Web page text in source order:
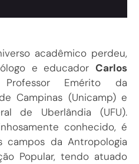
acadêmico perdeu,
e educador Carlos
Emérito da
Campinas (Unicamp) e
de Uberlândia (UFU).
conhecido, é
campos da Antropologia
Popular, tendo atuado